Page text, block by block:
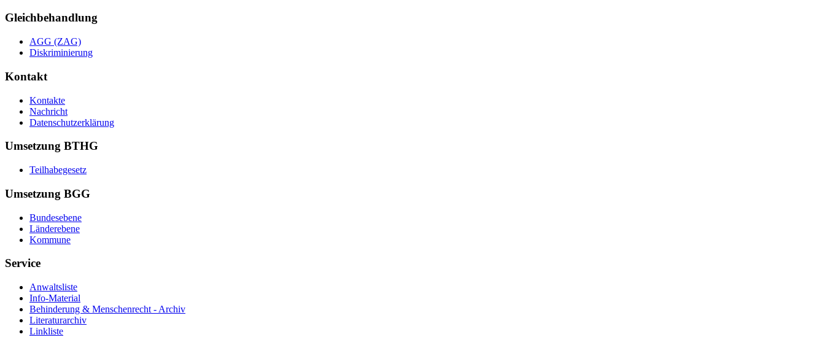
Gleichbehandlung
AGG (ZAG)
Diskriminierung
Kontakt
Kontakte
Nachricht
Datenschutzerklärung
Umsetzung BTHG
Teilhabegesetz
Umsetzung BGG
Bundesebene
Länderebene
Kommune
Service
Anwaltsliste
Info-Material
Behinderung & Menschenrecht - Archiv
Literaturarchiv
Linkliste